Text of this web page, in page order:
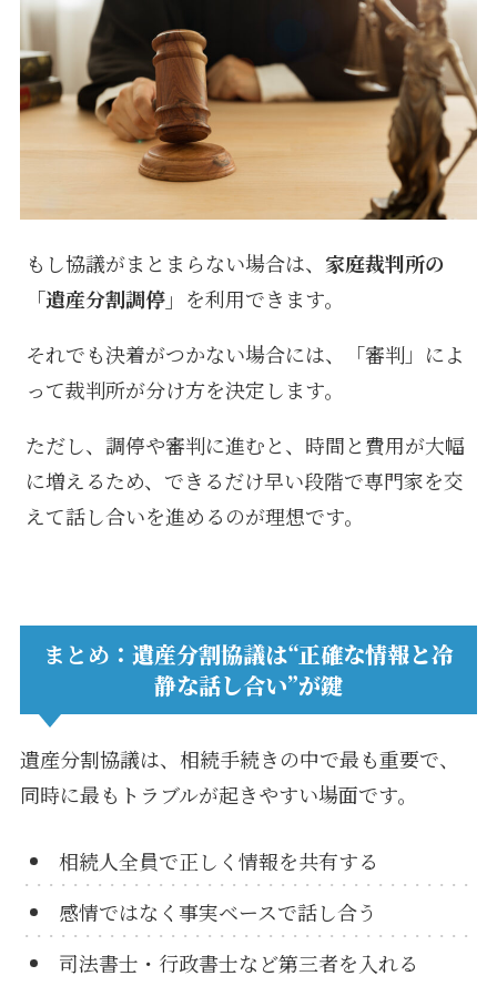
もし協議がまとまらない場合は、 家庭裁判所の
「遺産分割調停」 を利用できます。
それでも決着がつかない場合には、「審判」によ
って裁判所が分け方を決定します。
ただし、調停や審判に進むと、時間と費用が大幅
に増えるため、できるだけ早い段階で専門家を交
えて話し合いを進めるのが理想です。
まとめ ：遺産分割協議は“正確な情報と冷
静な話し合い”が鍵
遺産分割協議は、相続手続きの中で最も重要で、
同時に最もトラブルが起きやすい場面です。
相続人全員で正しく情報を共有する
感情ではなく事実ベースで話し合う
司法書士・行政書士など第三者を入れる